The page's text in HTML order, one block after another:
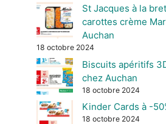
St Jacques à la
carottes crème
Auchan
18 octobre 2024
Biscuits apéritifs
chez Auchan
18 octobre 2024
Kinder Cards à -
18 octobre 2024